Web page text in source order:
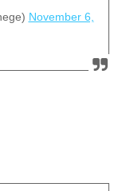
November 6,